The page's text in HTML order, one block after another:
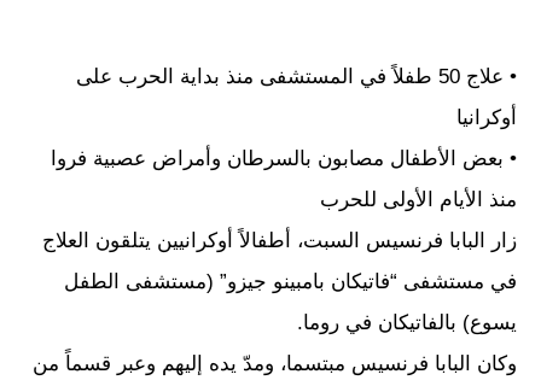
• علاج 50 طفلاً في المستشفى منذ بداية الحرب على
أوكرانيا
• بعض الأطفال مصابون بالسرطان وأمراض عصبية فروا
منذ الأيام الأولى للحرب
زار البابا فرنسيس السبت، أطفالاً أوكرانيين يتلقون العلاج
في مستشفى “فاتيكان بامبينو جيزو” (مستشفى الطفل
يسوع) بالفاتيكان في روما.
وكان البابا فرنسيس مبتسما، ومدّ يده إليهم وعبر قسماً من